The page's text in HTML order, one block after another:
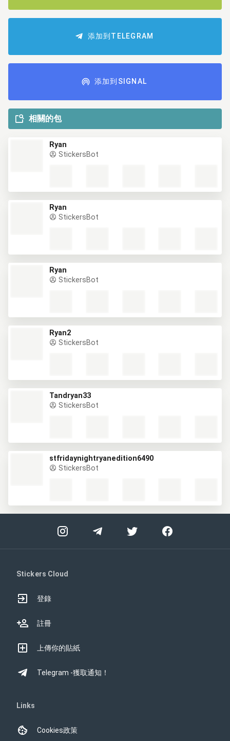
添加到TELEGRAM
添加到SIGNAL
相關的包
Ryan
StickersBot
Ryan
StickersBot
Ryan
StickersBot
Ryan2
StickersBot
Tandryan33
StickersBot
stfridaynightryanedition6490
StickersBot
Stickers Cloud
登錄
註冊
上傳你的貼紙
Telegram -獲取通知！
Links
Cookies政策